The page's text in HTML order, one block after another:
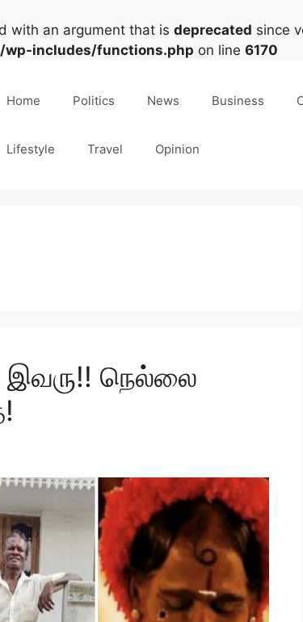
with an argument that is deprecated since
wp-includes/functions.php on line 6170
Home Politics News Business
Lifestyle Travel Opinion
இவரு!! நெல்லை